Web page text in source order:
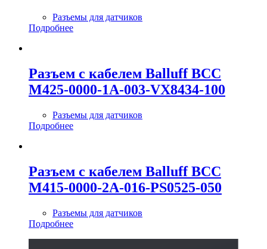
Разъемы для датчиков
Подробнее
Разъем с кабелем Balluff BCC
M425-0000-1A-003-VX8434-100
Разъемы для датчиков
Подробнее
Разъем с кабелем Balluff BCC
M415-0000-2A-016-PS0525-050
Разъемы для датчиков
Подробнее